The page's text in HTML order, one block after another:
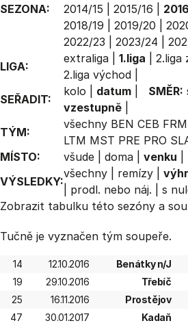
SEZONA:
2014/15
2015/16
2018/19
2019/20
2022/23
2023/24
LIGA:
extraliga 1.liga 2.liga
2.liga východ
SEŘADIT:
kolo datum SMĚR:
vzestupně
TÝM:
všechny BEN CEB FRM
LTM MST PRE PRO
MÍSTO:
všude doma venku
VÝSLEDKY:
všechny remízy
prodl. nebo náj. s
Zobrazit tabulku této sezóny a
Tučně je vyznačen tým soupeře.
14 12.10.2016 Benátky n/J
19
29.10.2016 Třebíč
25
16.11.2016 Prostějov
47
30.01.2017 Kadaň